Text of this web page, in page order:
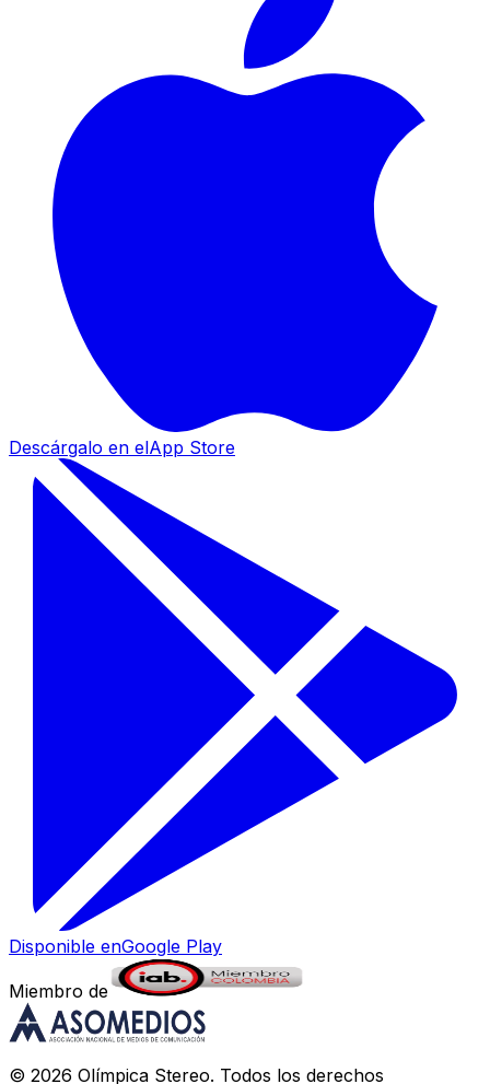
Descárgalo en elApp Store
Disponible enGoogle Play
Miembro de
© 2026 Olímpica Stereo. Todos los derechos